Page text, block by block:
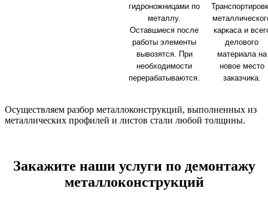
гидроножницами по
металлу.
Оставшиеся после
работы элементы
вывозятся. При
необходимости
перерабатываются.
каркаса и
делового
материала на
новое место
заказчика.
Осуществляем разбор металлоконструкций, выполненных из
металлических профилей и листов стали любой толщины.
Закажите наши услуги по демонтажу
металлоконструкций